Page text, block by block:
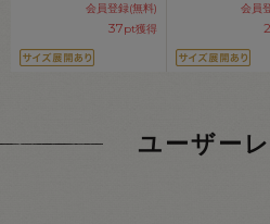
会員登録(無料)
37pt獲得
会員
ユーザー